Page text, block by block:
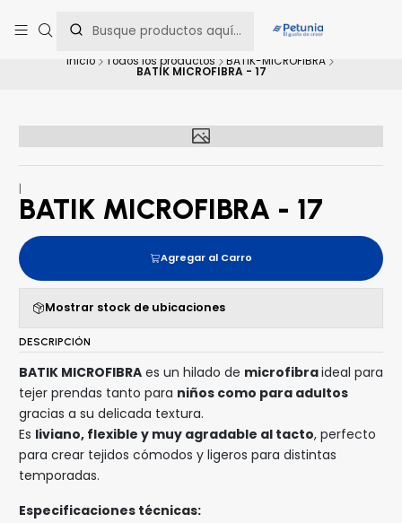
una asesoría personalizada.
Inicio Todos los productos BATIK-MICROFIBRA
BATIK MICROFIBRA - 17
|
BATIK MICROFIBRA - 17
Agregar al Carro
Mostrar stock de ubicaciones
DESCRIPCIÓN
BATIK MICROFIBRA es un hilado de microfibraideal para
tejer prendas tanto para niños como para adultos
gracias a su delicada textura.
Es liviano, flexible y muy agradable al tacto, perfecto
para crear tejidos cómodos y ligeros para distintas
temporadas.
Especificaciones técnicas: